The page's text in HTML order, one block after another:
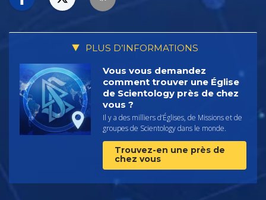
PLUS D’INFORMATIONS
Vous vous demandez
comment trouver une Église
de Scientology près de chez
vous ?
Il y a des milliers d’Églises, de Missions et de
groupes de Scientology dans le monde.
Trouvez-en une près de
chez vous